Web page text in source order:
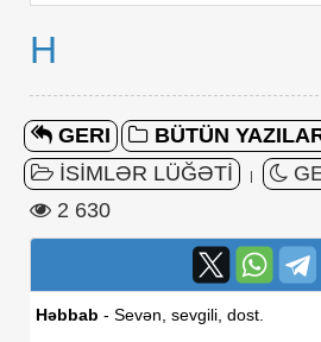
H
GERI
BÜTÜN
İSİMLƏR LÜĞƏTİ
2 630
Həbbab - Sevən, sevgili, dost.